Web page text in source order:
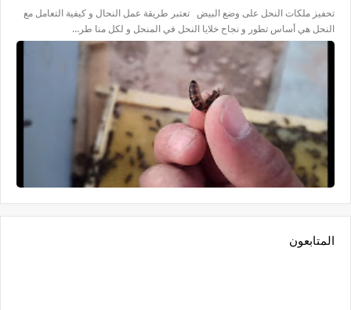
تحفيز ملكات النحل على وضع البيض تعتبر طريقة عمل النحال و كيفية التعامل مع
النحل هي أساس تطور و نجاح خلايا النحل في المنحل و لكل منا طر…
المتابعون